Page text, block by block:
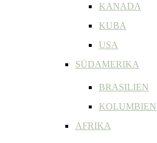
KANADA
KUBA
USA
SÜDAMERIKA
BRASILIEN
KOLUMBIEN
AFRIKA